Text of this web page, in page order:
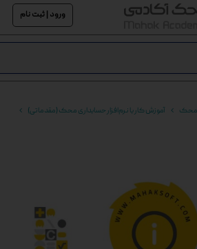
ورود | ثبت نام
محک آموزش کار با نرم‌افزار حسابداری محک (مقدماتی)